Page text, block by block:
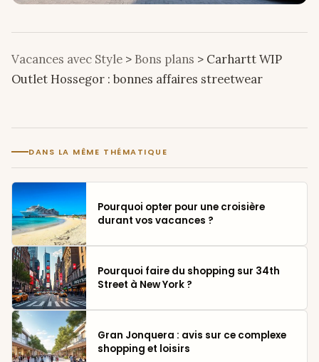
Vacances avec Style > Bons plans > Carhartt WIP
Outlet Hossegor : bonnes affaires streetwear
DANS LA MÊME THÉMATIQUE
Pourquoi opter pour une croisière
durant vos vacances ?
Pourquoi faire du shopping sur 34th
Street à New York ?
Gran Jonquera : avis sur ce complexe
shopping et loisirs